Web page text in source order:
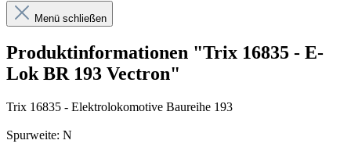
Menü schließen
Produktinformationen "Trix 16835 - E-
Lok BR 193 Vectron"
Trix 16835 - Elektrolokomotive Baureihe 193
Spurweite: N